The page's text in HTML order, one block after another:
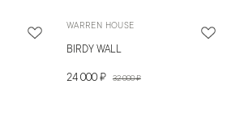
WARREN HOUSE
BIRDY WALL
24 000 ₽ 32 000 ₽